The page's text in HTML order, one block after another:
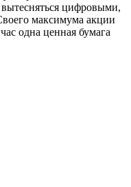
цифровыми,
максимума акции
одна ценная бумага